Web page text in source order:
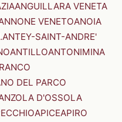
ANGUILLARA VENETA
VENETOANOIA
ANTEY-SAINT-ANDRE'
ANTILLOANTONIMINA
DEL PARCO
D'OSSOLA
APICEAPIRO